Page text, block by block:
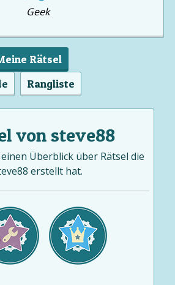
Geek
Rätsel
Rangliste
von steve88
Überblick über Rätsel die
erstellt hat.